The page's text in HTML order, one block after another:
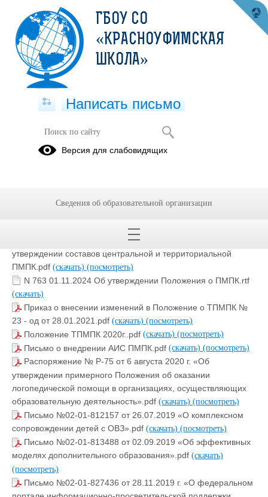
Нормативно-правовая документация
Приказ МОиМП СО от 18.02.2025г. № 34-И Об
утверждении составов центральной и территориальной
ПМПК.pdf (скачать) (посмотреть)
N 763 01.11.2024 Об утверждении Положения о ПМПК.rtf
(скачать)
Приказ о внесении изменений в Положение о ТПМПК №
23 - од от 28.01.2021.pdf (скачать) (посмотреть)
Положение ТПМПК 2020г..pdf (скачать) (посмотреть)
Письмо о внедрении АИС ПМПК.pdf (скачать) (посмотреть)
Распоряжение № Р-75 от 6 августа 2020 г. «Об
утверждении примерного Положения об оказании
логопедической помощи в организациях, осуществляющих
образовательную деятельность».pdf (скачать) (посмотреть)
Письмо №02-01-812157 от 26.07.2019 «О комплексном
сопровождении детей с ОВЗ».pdf (скачать) (посмотреть)
Письмо №02-01-813488 от 02.09.2019 «Об эффективных
моделях дополнительного образования».pdf (скачать)
(посмотреть)
Письмо №02-01-827436 от 28.11.2019 г. «О федеральном
ГБОУ СО
«КРАСНОУФИМСКАЯ
ШКОЛА»
Написать письмо
Версия для слабовидящих
Сведения об образовательной организации